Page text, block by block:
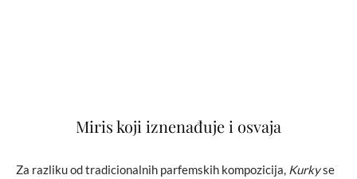
Miris koji iznenađuje i osvaja
Za razliku od tradicionalnih parfemskih kompozicija, Kurkyse